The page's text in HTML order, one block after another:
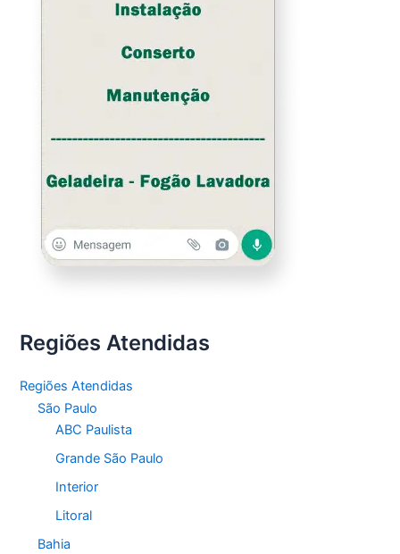
Regiões Atendidas
Regiões Atendidas
São Paulo
ABC Paulista
Grande São Paulo
Interior
Litoral
Bahia